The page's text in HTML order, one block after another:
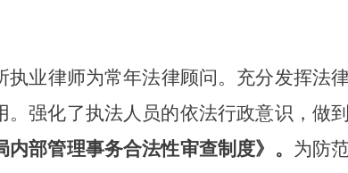
执业律师为常年法律顾问。充分发挥法
强化了执法人员的依法行政意识，做
部管理事务合法性审查制度》。 为防